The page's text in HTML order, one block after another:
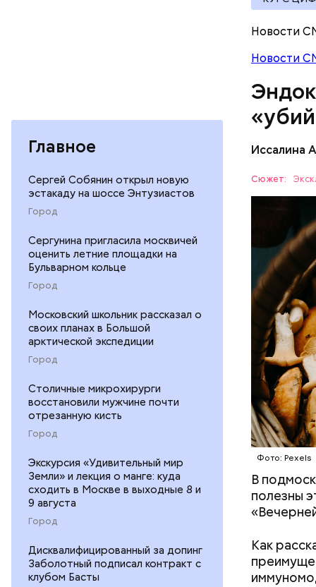
Главное
Сергей Собянин открыл новую
эстакаду на шоссе Энтузиастов
Город
Сергунина пригласила москвичей
оценить летние площадки на
Бульварном кольце
Город
Московский школьник рассказал о
своих планах в Большой
арктической экспедиции
Город
Столичные микрохирурги
восстановили мужчине почти
отрезанную кисть
Город
Экскурсия «Удивительный мир
Земли» и лекция о манге: куда
сходить в Москве в выходные 8 и
9 августа
Город
Дисквалифицированный за допинг
Заболотный подписал контракт с
клубом Басты
Новости
Новости
Иссалина
Сюжет:
Фото: Pexels
В
полезны
Как
Среднее
Большие
При
Бычков: